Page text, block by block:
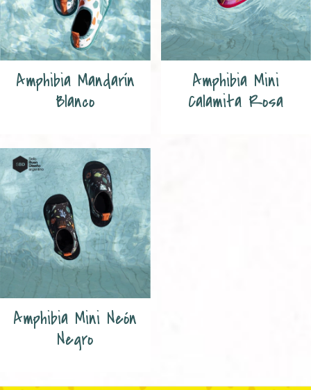
Amphibia Mandarín
Blanco
Amphibia Mini
Calamita Rosa
Amphibia Mini Neón
Negro